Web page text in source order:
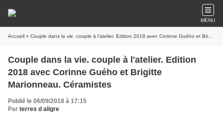
MENU
Accueil » Couple dans la vie. couple à l'atelier. Edition 2018 avec Corinne Guého et Brigitte Marionneau. Céramistes
Couple dans la vie. couple à l'atelier. Edition
2018 avec Corinne Guého et Brigitte
Marionneau. Céramistes
Publié le 06/09/2018 à 17:15
Par terres d aligre